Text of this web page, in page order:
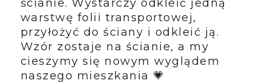
ścianie. Wystarczy odkleić jedną
warstwę folii transportowej,
przyłożyć do ściany i odkleić ją.
Wzór zostaje na ścianie, a my
cieszymy się nowym wyglądem
naszego mieszkania 💗